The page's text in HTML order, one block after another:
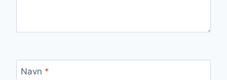
Navn *